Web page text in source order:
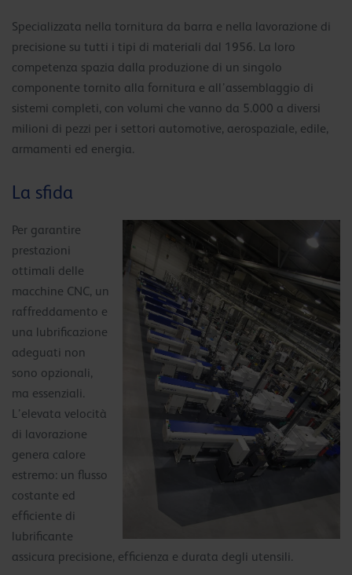
Specializzata nella tornitura da barra e nella lavorazione di
precisione su tutti i tipi di materiali dal 1956. La loro
competenza spazia dalla produzione di un singolo
componente tornito alla fornitura e all’assemblaggio di
sistemi completi, con volumi che vanno da 5.000 a diversi
milioni di pezzi per i settori automotive, aerospaziale, edile,
armamenti ed energia.
La sfida
Per garantire
prestazioni
ottimali delle
macchine CNC, un
raffreddamento e
una lubrificazione
adeguati non
sono opzionali,
ma essenziali.
L’elevata velocità
di lavorazione
genera calore
estremo: un flusso
costante ed
efficiente di
lubrificante
assicura precisione, efficienza e durata degli utensili.